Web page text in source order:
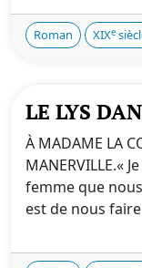
Roman XIXe
LE LYS
À MADAME LA
MANERVILLE.«
femme que
est de nous